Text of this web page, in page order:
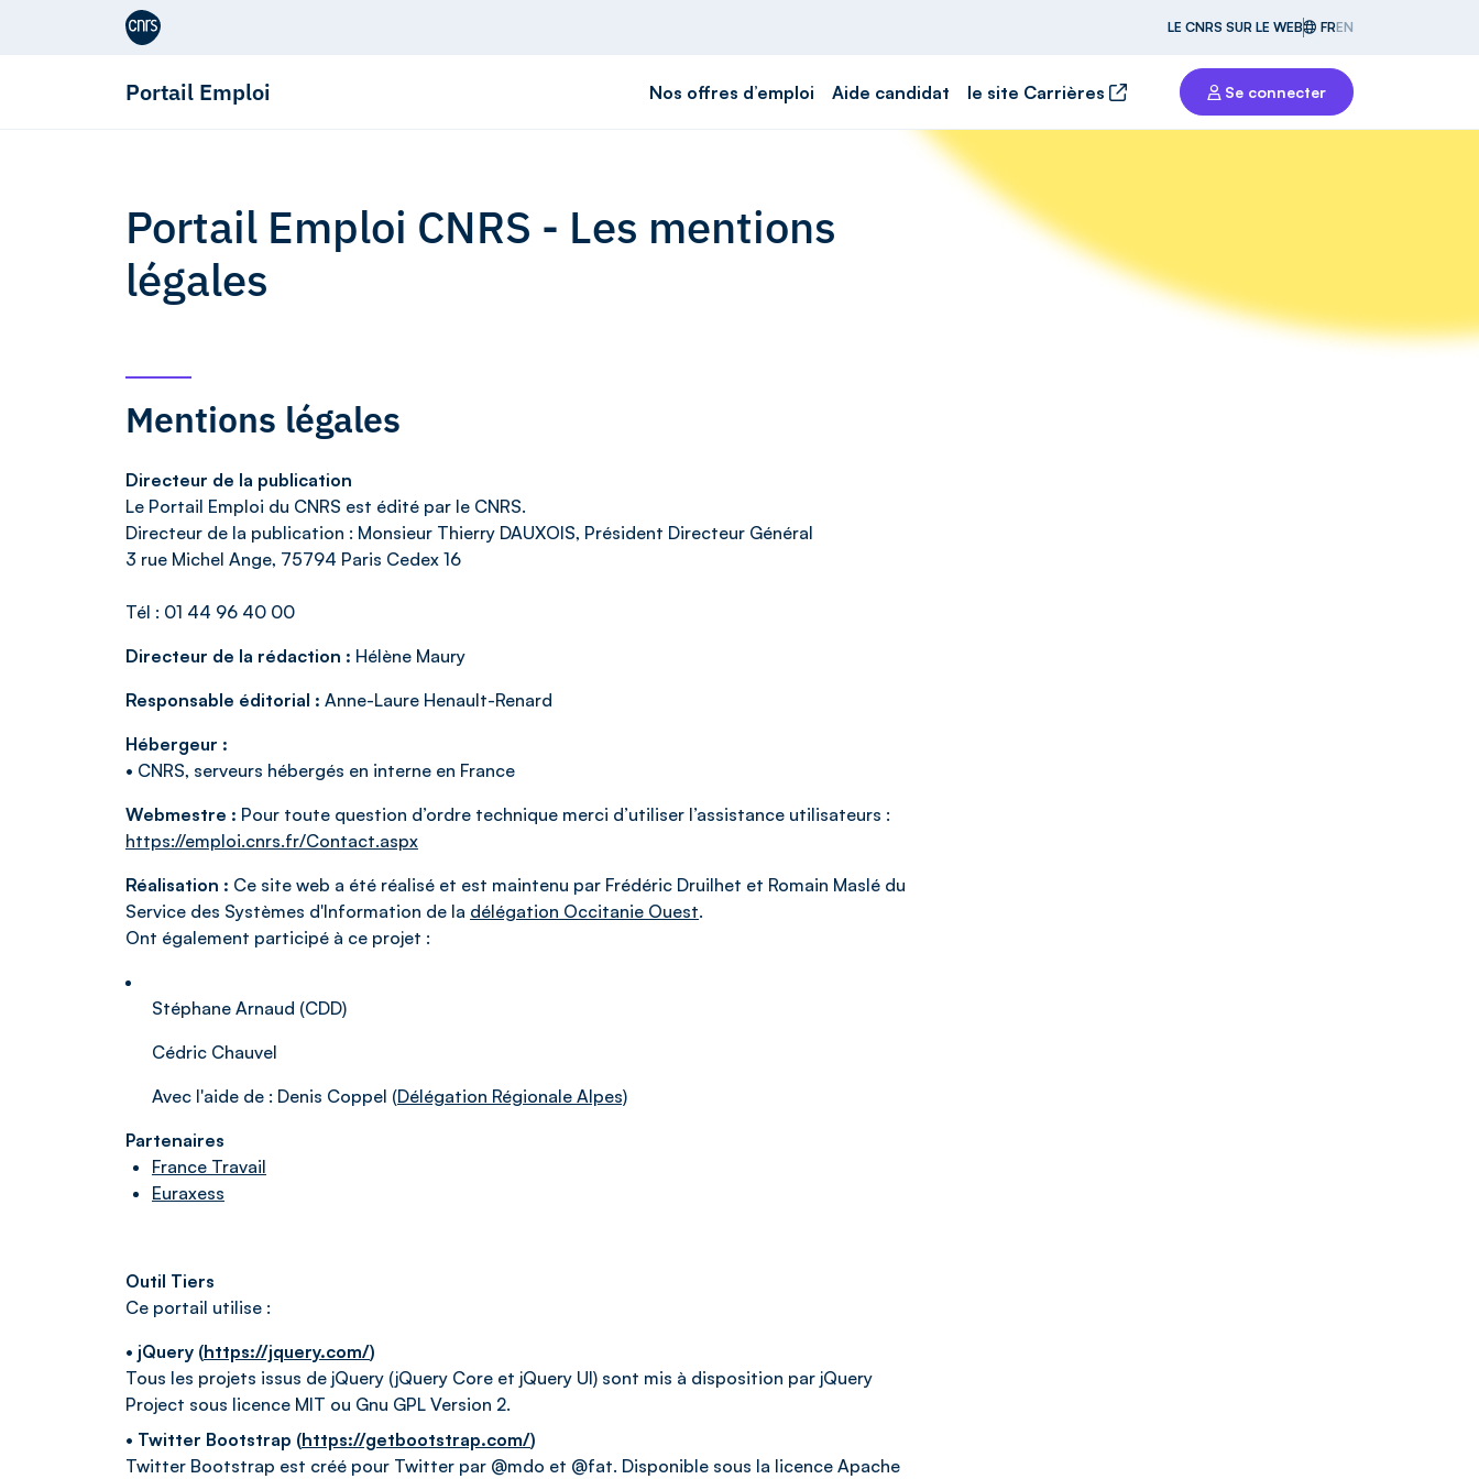
Aller au contenu
LE CNRS SUR LE WEB FREN
Portail Emploi Nos offres d’emploi Aide candidat le site Carrières Se connecter
Portail Emploi CNRS - Les mentions
légales
Mentions légales
Directeur de la publication
Le Portail Emploi du CNRS est édité par le CNRS.
Directeur de la publication : Monsieur Thierry DAUXOIS, Président Directeur Général
3 rue Michel Ange, 75794 Paris Cedex 16
Tél : 01 44 96 40 00
Directeur de la rédaction : Hélène Maury
Responsable éditorial : Anne-Laure Henault-Renard
Hébergeur :
• CNRS, serveurs hébergés en interne en France
Webmestre : Pour toute question d’ordre technique merci d’utiliser l’assistance utilisateurs :
https://emploi.cnrs.fr/Contact.aspx
Réalisation : Ce site web a été réalisé et est maintenu par Frédéric Druilhet et Romain Maslé du
Service des Systèmes d'Information de la délégation Occitanie Ouest.
Ont également participé à ce projet :
Stéphane Arnaud (CDD)
Cédric Chauvel
Avec l'aide de : Denis Coppel (Délégation Régionale Alpes)
Partenaires
France Travail
Euraxess
Outil Tiers
Ce portail utilise :
• jQuery (https://jquery.com/)
Tous les projets issus de jQuery (jQuery Core et jQuery UI) sont mis à disposition par jQuery
Project sous licence MIT ou Gnu GPL Version 2.
• Twitter Bootstrap (https://getbootstrap.com/)
Twitter Bootstrap est créé pour Twitter par @mdo et @fat. Disponible sous la licence Apache